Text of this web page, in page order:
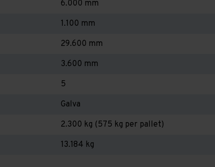
6.000 mm
1.100 mm
29.600 mm
3.600 mm
5
Galva
2.300 kg (575 kg per pallet)
13.184 kg